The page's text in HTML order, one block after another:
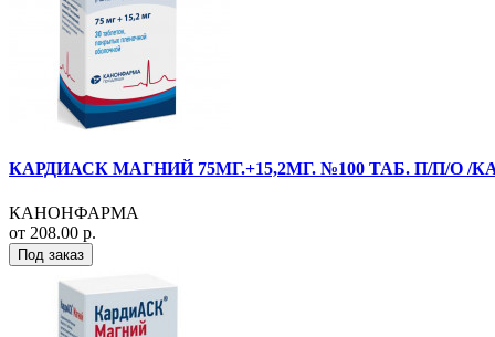
КАРДИАСК МАГНИЙ 75МГ.+15,2МГ. №100 ТАБ. П/П/О /
КАНОНФАРМА
от 208.00 р.
Под заказ